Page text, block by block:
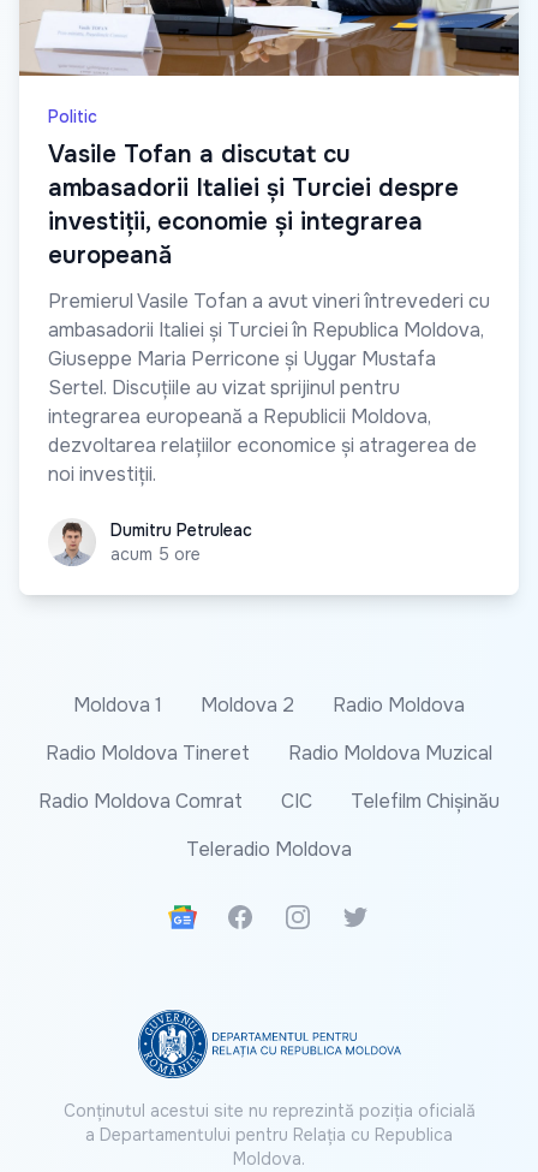
Politic
Vasile Tofan a discutat cu
ambasadorii Italiei și Turciei despre
investiții, economie și integrarea
europeană
Premierul Vasile Tofan a avut vineri întrevederi cu
ambasadorii Italiei și Turciei în Republica Moldova,
Giuseppe Maria Perricone și Uygar Mustafa
Sertel. Discuțiile au vizat sprijinul pentru
integrarea europeană a Republicii Moldova,
dezvoltarea relațiilor economice și atragerea de
noi investiții.
Dumitru Petruleac
Dumitru Petruleac
acum 5 ore
Moldova 1 Moldova 2
Radio Moldova
Radio Moldova Tineret
Radio Moldova Muzical
Radio Moldova Comrat
CIC
Telefilm Chișinău
Teleradio Moldova
Google News
FacebookInstagramTwitter
Conținutul acestui site nu reprezintă poziția oficială
a Departamentului pentru Relația cu Republica
Moldova.